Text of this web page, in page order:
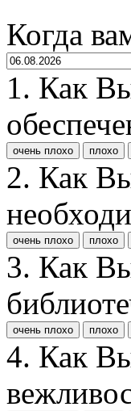
Когда
1. Как
очень плохо плохо
2. Как
очень плохо плохо
3. Как
очень плохо плохо
4. Как